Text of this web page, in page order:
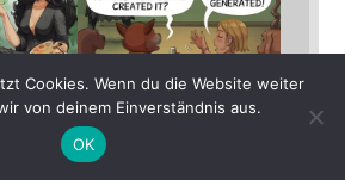
Cookies. Wenn du die Website weiter
von deinem Einverständnis aus.
OK